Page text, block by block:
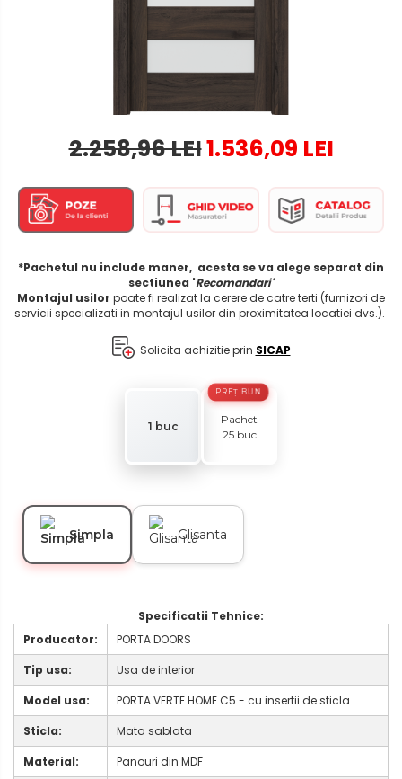
2.258,96 LEI1.536,09 LEI
*Pachetul nu include maner, acesta se va alege separat din
sectiunea 'Recomandari'
Montajul usilor poate fi realizat la cerere de catre terti (furnizori de
servicii specializati in montajul usilor din proximitatea locatiei dvs.).
Solicita achizitie prin SICAP
1 buc
Pachet
25 buc
PREȚ BUN
Simpla Glisanta
Specificatii Tehnice:
Producator:
PORTA DOORS
Tip usa:
Usa de interior
Model usa:
PORTA VERTE HOME C5 - cu insertii de sticla
Sticla:
Mata sablata
Material:
Panouri din MDF